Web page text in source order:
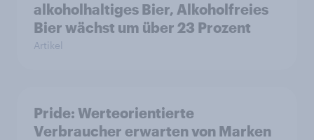
alkoholhaltiges Bier, Alkoholfreies
Bier wächst um über 23 Prozent
Artikel
Pride: Werteorientierte
Verbraucher erwarten von Marken